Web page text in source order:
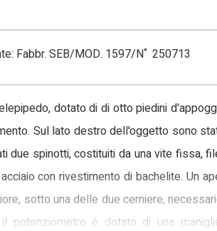
Fabbr. SEB/MOD. 1597/N˚ 250713
dotato di di otto piedini
Sul lato destro dell'oggetto sono
spinotti, costituiti da una vite fissa,
con rivestimento di bachelite. Un
sotto una delle due cerniere,
potenziometro è dotato di una